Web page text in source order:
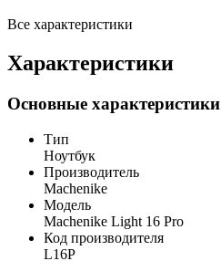
Все характеристики
Характеристики
Основные характеристики
Тип
Ноутбук
Производитель
Machenike
Модель
Machenike Light 16 Pro
Код производителя
L16P